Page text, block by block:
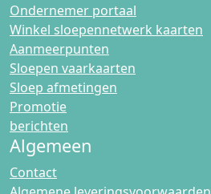
Ondernemer portaal
Winkel sloepennetwerk kaarten
Aanmeerpunten
Sloepen vaarkaarten
Sloep afmetingen
Promotie
berichten
Algemeen
Contact